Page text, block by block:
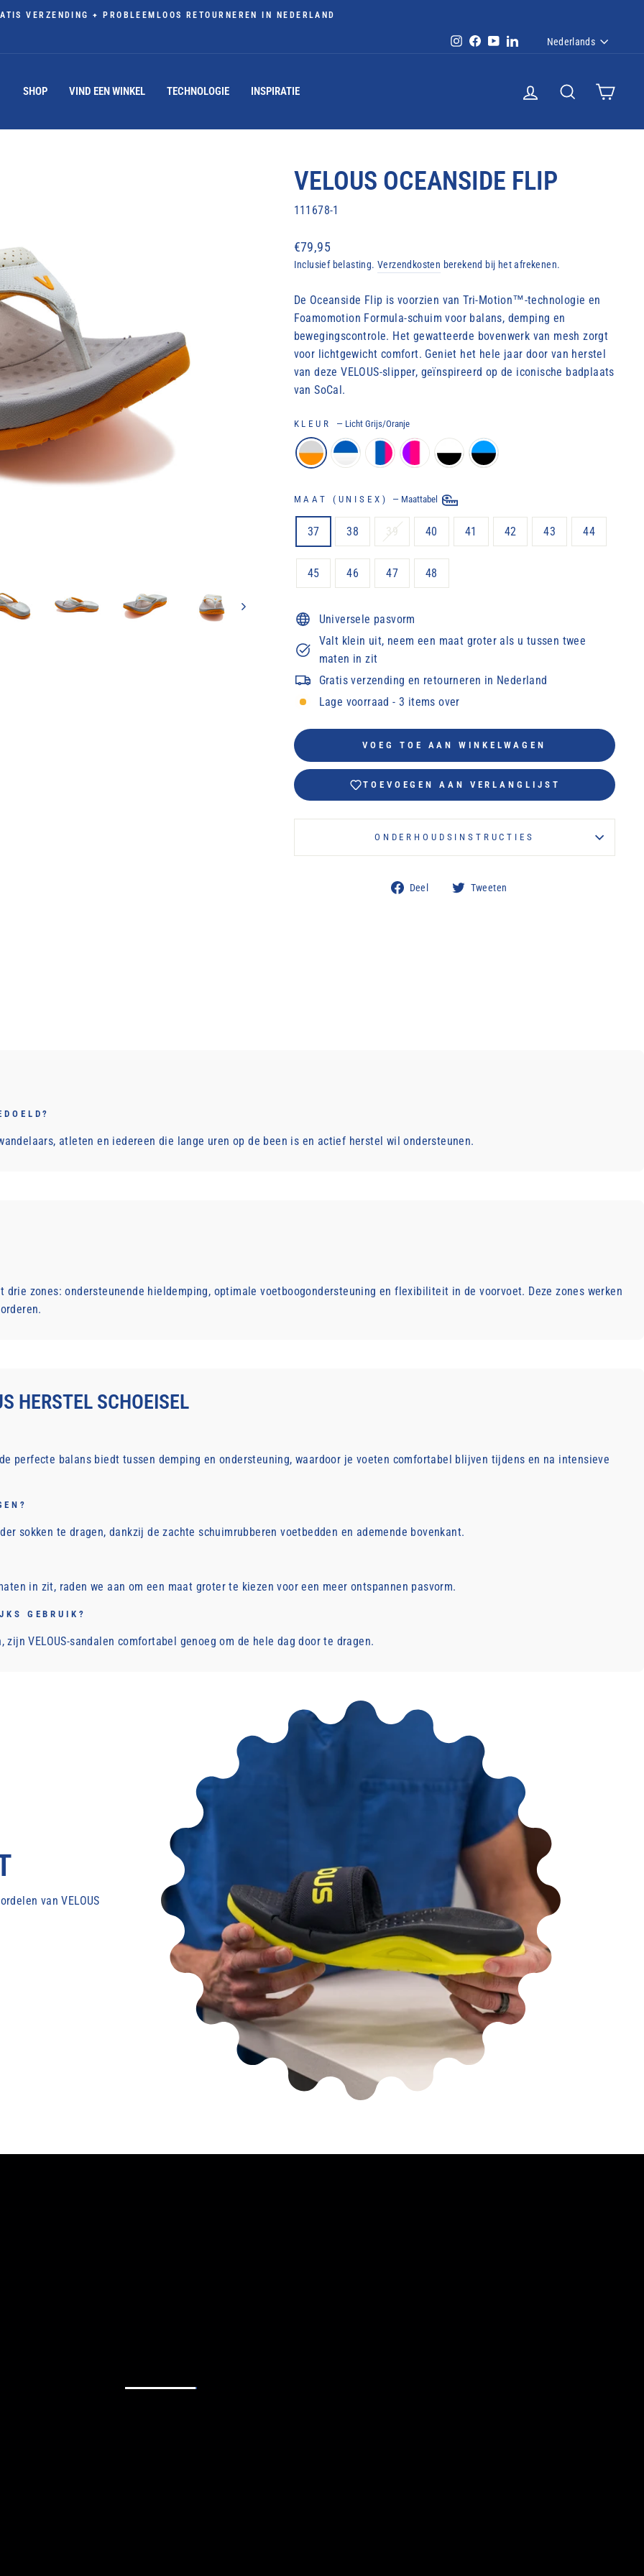
VERZENDING + PROBLEEMLOOS RETOURNEREN IN NEDERLAND
InstagramFacebook
YouTubeLinkedInTAAL
Nederlands
SHOP VIND EEN WINKEL TECHNOLOGIE INSPIRATIE INLOGGEN
VELOUS OCEANSIDE FLIP
111678-1
Normale
prijs
€79,95
Inclusief belasting. Verzendkosten berekend bij het afrekenen.
De Oceanside Flip is voorzien van Tri-Motion™-technologie en
Foamomotion Formula-schuim voor balans, demping en
bewegingscontrole. Het gewatteerde bovenwerk van mesh zorgt
voor lichtgewicht comfort. Geniet het hele jaar door van herstel
van deze VELOUS-slipper, geïnspireerd op de iconische badplaats
van SoCal.
KLEUR — Licht Grijs/Oranje
MAAT (UNISEX) — Maattabel
37 38 39 40 41 42 43 44
45 46 47 48
Universele pasvorm
Valt klein uit, neem een ​​maat groter als u tussen twee
maten in zit
Gratis verzending en retourneren in Nederland
Lage voorraad - 3 items over
VOEG TOE AAN WINKELWAGEN
TOEVOEGEN AAN VERLANGLIJST
ONDERHOUDSINSTRUCTIES
Deel
Delen Tweeten
atleten en iedereen die lange uren op de been is en actief herstel wil ondersteunen.
drie zones: ondersteunende hieldemping, optimale voetboogondersteuning en flexibiliteit in de voorvoet. Deze zones werken
HERSTEL SCHOEISEL
perfecte balans biedt tussen demping en ondersteuning, waardoor je voeten comfortabel blijven tijdens en na intensieve
sokken te dragen, dankzij de zachte schuimrubberen voetbedden en ademende bovenkant.
in zit, raden we aan om een ​​maat groter te kiezen voor een meer ontspannen pasvorm.
GEBRUIK?
VELOUS-sandalen comfortabel genoeg om de hele dag door te dragen.
van VELOUS
Meld u aan bij uw account om producten aan uw verlanglijst toe
te voegen en uw eerder opgeslagen artikelen te bekijken.
Login